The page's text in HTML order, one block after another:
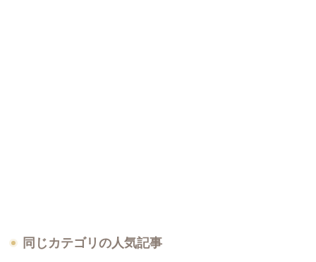
同じカテゴリの人気記事